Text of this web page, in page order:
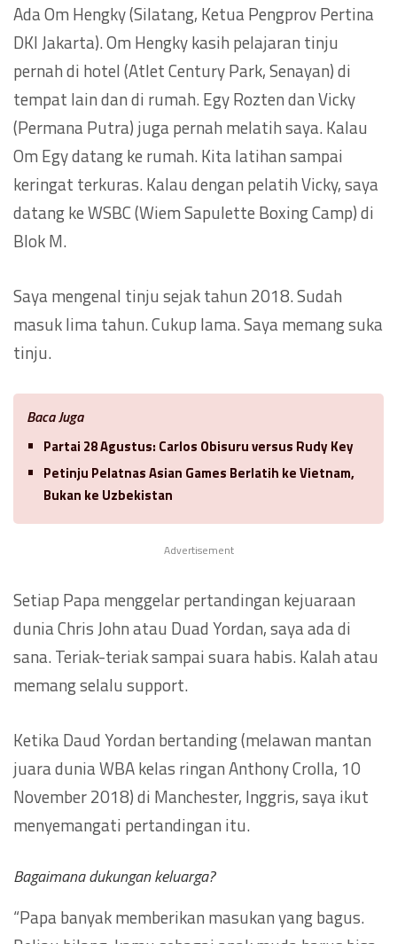
Ada Om Hengky (Silatang, Ketua Pengprov Pertina
DKI Jakarta). Om Hengky kasih pelajaran tinju
pernah di hotel (Atlet Century Park, Senayan) di
tempat lain dan di rumah. Egy Rozten dan Vicky
(Permana Putra) juga pernah melatih saya. Kalau
Om Egy datang ke rumah. Kita latihan sampai
keringat terkuras. Kalau dengan pelatih Vicky, saya
datang ke WSBC (Wiem Sapulette Boxing Camp) di
Blok M.
Saya mengenal tinju sejak tahun 2018. Sudah
masuk lima tahun. Cukup lama. Saya memang suka
tinju.
Baca Juga
Partai 28 Agustus: Carlos Obisuru versus Rudy Key
Petinju Pelatnas Asian Games Berlatih ke Vietnam,
Bukan ke Uzbekistan
Advertisement
Setiap Papa menggelar pertandingan kejuaraan
dunia Chris John atau Duad Yordan, saya ada di
sana. Teriak-teriak sampai suara habis. Kalah atau
memang selalu support.
Ketika Daud Yordan bertanding (melawan mantan
juara dunia WBA kelas ringan Anthony Crolla, 10
November 2018) di Manchester, Inggris, saya ikut
menyemangati pertandingan itu.
Bagaimana dukungan keluarga?
“Papa banyak memberikan masukan yang bagus.